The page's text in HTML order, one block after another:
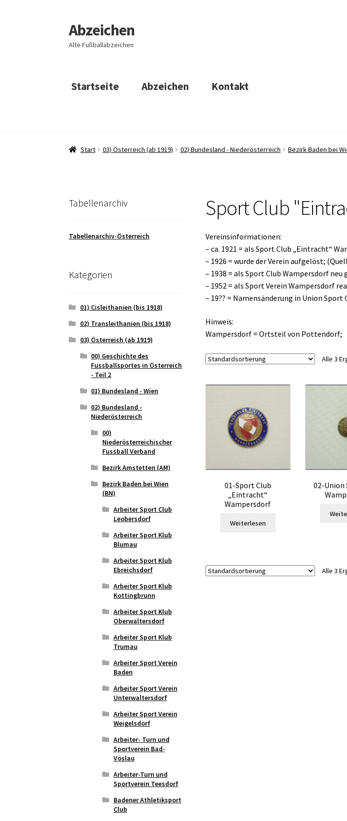
Zur
Navigation
springen
Zum
Inhalt
springen
Abzeichen
Alte Fußballabzeichen
Startseite Abzeichen Kontakt
Start 03) Österreich (ab 1919) 02) Bundesland - Niederösterreich Bezirk Baden bei
Sport Club
Vereinsinformationen:
– ca. 1921 = als Sport Club „Eintracht“
– 1926 = wurde der Verein aufgelöst;
– 1938 = als Sport Club Wampersdorf
– 1952 = als Sport Verein Wampersdorf
– 19?? = Namensänderung in Union Sport
Hinweis:
Wampersdorf = Ortsteil von Pottendorf;
Alle 3
01-Sport Club
„Eintracht“
Wampersdorf
Weiterlesen
02-Union
Alle 3
Tabellenarchiv
Tabellenarchiv-Österreich
Kategorien
01) Cisleithanien (bis 1918)
02) Transleithanien (bis 1918)
03) Österreich (ab 1919)
00) Geschichte des
Fussballsportes in Österreich
- Teil 2
01) Bundesland - Wien
02) Bundesland -
Niederösterreich
00)
Niederösterreichischer
Fussball Verband
Bezirk Amstetten (AM)
Bezirk Baden bei Wien
(BN)
Arbeiter Sport Club
Leobersdorf
Arbeiter Sport Klub
Blumau
Arbeiter Sport Klub
Ebreichsdorf
Arbeiter Sport Klub
Kottingbrunn
Arbeiter Sport Klub
Oberwaltersdorf
Arbeiter Sport Klub
Trumau
Arbeiter Sport Verein
Baden
Arbeiter Sport Verein
Unterwaltersdorf
Arbeiter Sport Verein
Weigelsdorf
Arbeiter- Turn und
Sportverein Bad-
Vöslau
Arbeiter-Turn und
Sportverein Teesdorf
Badener Athletiksport
Club